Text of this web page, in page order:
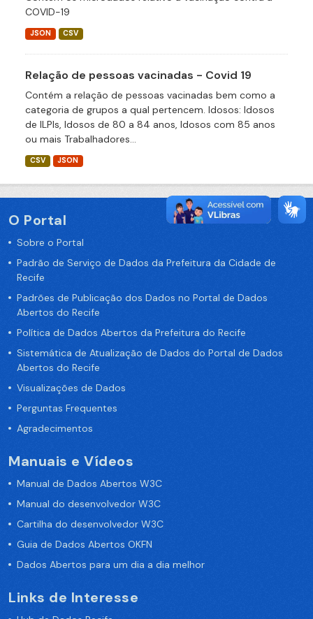
COVID-19
JSON CSV
Relação de pessoas vacinadas - Covid 19
Contém a relação de pessoas vacinadas bem como a
categoria de grupos a qual pertencem. Idosos: Idosos
de ILPIs, Idosos de 80 a 84 anos, Idosos com 85 anos
ou mais Trabalhadores...
CSV JSON
O Portal
Sobre o Portal
Padrão de Serviço de Dados da Prefeitura da Cidade de
Recife
Padrões de Publicação dos Dados no Portal de Dados
Abertos do Recife
Política de Dados Abertos da Prefeitura do Recife
Sistemática de Atualização de Dados do Portal de Dados
Abertos do Recife
Visualizações de Dados
Perguntas Frequentes
Agradecimentos
Manuais e Vídeos
Manual de Dados Abertos W3C
Manual do desenvolvedor W3C
Cartilha do desenvolvedor W3C
Guia de Dados Abertos OKFN
Dados Abertos para um dia a dia melhor
Links de Interesse